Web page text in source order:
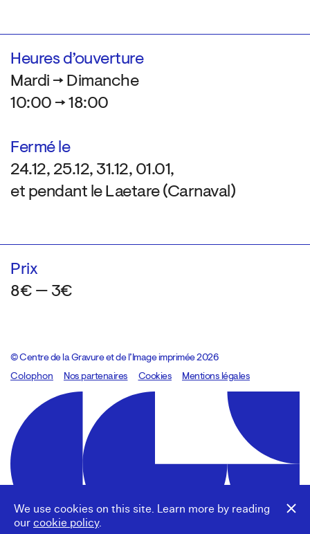
We use cookies on this site. Learn more by reading
our cookie policy.
Heures d’ouverture
Mardi → Dimanche
10:00 → 18:00
Fermé le
24.12, 25.12, 31.12, 01.01,
et pendant le Laetare (Carnaval)
Prix
8€ — 3€
© Centre de la Gravure et de l’Image imprimée 2026
Colophon
Design:Marcel Kaczmarek, code:8080.studio
Nos partenaires Cookies Mentions légales